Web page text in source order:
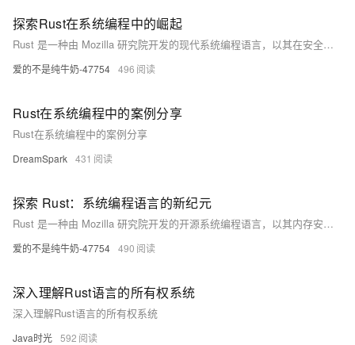
探索Rust在系统编程中的崛起
Rust 是一种由 Mozilla 研究院开发的现代系统编程语言，以其在安全性、并发性和内存管理方面的优势，逐渐成为开发者的新宠。Rust 提供内存安全保证且性能媲美 C/C++，支持跨平台开发，并具备强大的并发编程工具。本文将介绍 Rust 的核心优势、工作原理及实施方法，探讨其在系统编程中的崛起及其面临的挑战。尽管 Rust 学习曲线较陡，但其广泛的应用场景和不断壮大的社区使其成为构建高性能、安全应用的理想选择。
爱的不是纯牛奶-47754 496
Rust在系统编程中的案例分享
Rust在系统编程中的案例分享
DreamSpark 431
探索 Rust：系统编程语言的新纪元
Rust 是一种由 Mozilla 研究院开发的开源系统编程语言，以其内存安全、高性能和现代并发工具著称，已连续多年被评为 Stack Overflow 最受喜爱的编程语言。Rust 通过所有权系统和借用检查等机制确保内存安全，并具备无垃圾回收、强大类型系统及高效并发编程特性。它广泛应用于系统级应用、WebAssembly、区块链技术和游戏开发等领域。Rust 提供丰富的学习资源和开发工具，包括官方文档、书籍、Cargo 包管理器和活跃社区支持，正逐渐成为系统编程领域的新力量。
爱的不是纯牛奶-47754 490
深入理解Rust语言的所有权系统
深入理解Rust语言的所有权系统
Java时光 592